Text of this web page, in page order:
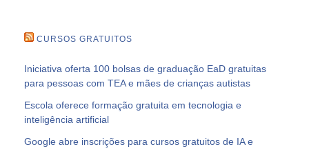
CURSOS GRATUITOS
Iniciativa oferta 100 bolsas de graduação EaD gratuitas
para pessoas com TEA e mães de crianças autistas
Escola oferece formação gratuita em tecnologia e
inteligência artificial
Google abre inscrições para cursos gratuitos de IA e